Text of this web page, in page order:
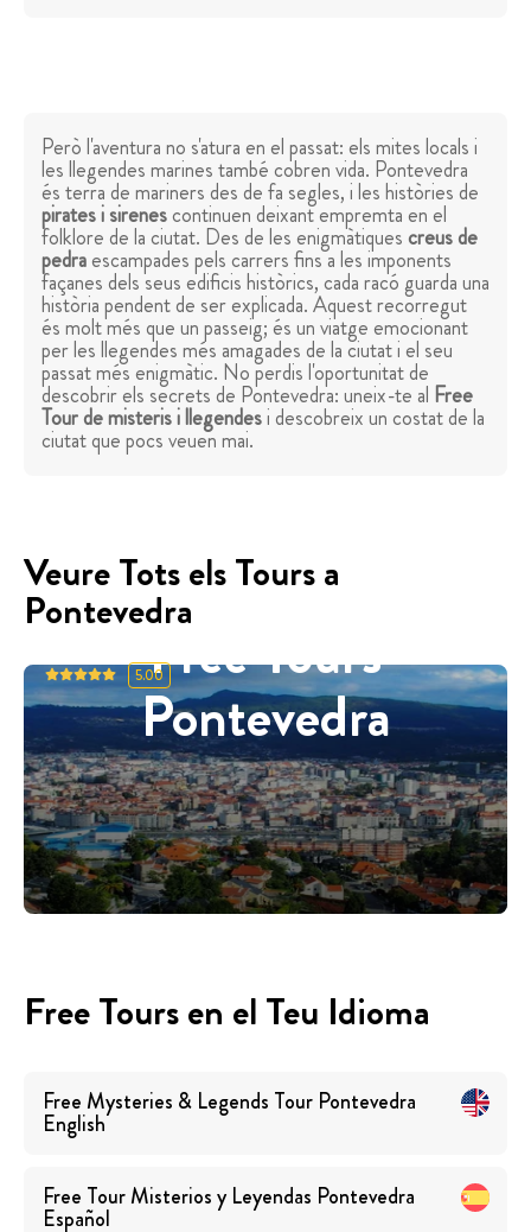
Però l'aventura no s'atura en el passat: els mites locals i
les llegendes marines també cobren vida. Pontevedra
és terra de mariners des de fa segles, i les històries de
pirates i sirenescontinuen deixant empremta en el
folklore de la ciutat. Des de les enigmàtiquescreus de
pedraescampades pels carrers fins a les imponents
façanes dels seus edificis històrics, cada racó guarda una
història pendent de ser explicada. Aquest recorregut
és molt més que un passeig; és un viatge emocionant
per les llegendes més amagades de la ciutat i el seu
passat més enigmàtic. No perdis l'oportunitat de
descobrir els secrets de Pontevedra: uneix-te al Free
Tour de misteris i llegendesi descobreix un costat de la
ciutat que pocs veuen mai.
Veure Tots els Tours a
Pontevedra
Free Tours
Pontevedra
5.00
Free Tours en el Teu Idioma
Free Mysteries & Legends Tour Pontevedra
English
Free Tour Misterios y Leyendas Pontevedra
Español